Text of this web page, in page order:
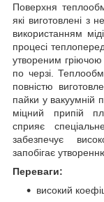
Поверхня
які виготовлені з
використанням
процесі
утвореним
по черзі.
повністю
пайки у вакуумній
міцний припій
сприяє
забезпечує
запобігає
Переваги:
високий